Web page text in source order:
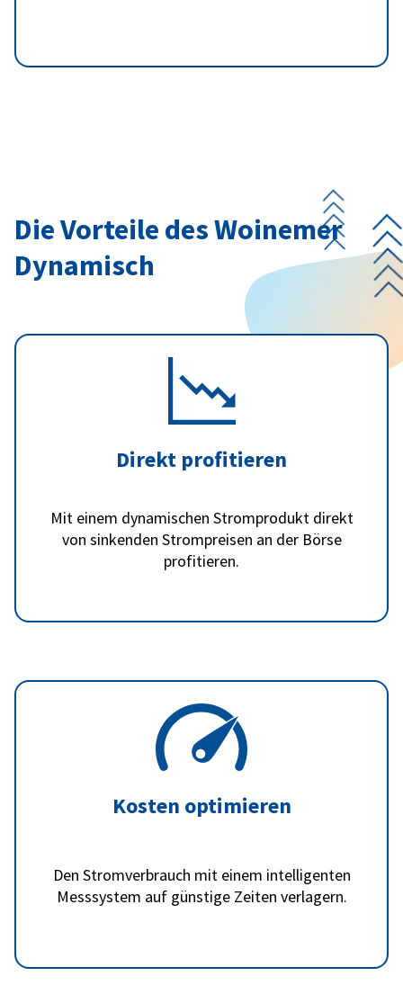
Die Vorteile des Woinemer
Dynamisch
Direkt profitieren
Mit einem dynamischen Stromprodukt direkt
von sinkenden Strompreisen an der Börse
profitieren.
Kosten optimieren
Den Stromverbrauch mit einem intelligenten
Messsystem auf günstige Zeiten verlagern.